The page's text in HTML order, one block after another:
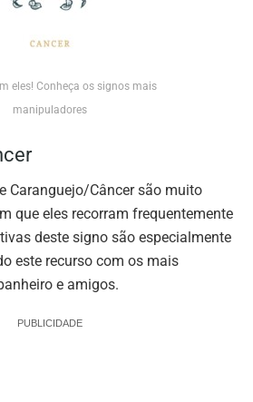
eles! Conheça os signos mais
manipuladores
Caranguejo/Câncer são muito
que eles recorram frequentemente
deste signo são especialmente
este recurso com os mais
e amigos.
PUBLICIDADE